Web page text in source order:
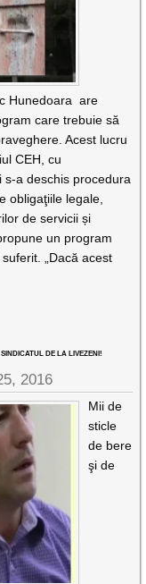
Hunedoara are
care trebuie să
Acest lucru
CEH, cu
s-a deschis procedura
obligaţiile legale,
de servicii și
un program
„Dacă acest
DE LA LIVEZENI!
2016
Mii de
sticle
de bere
şi de